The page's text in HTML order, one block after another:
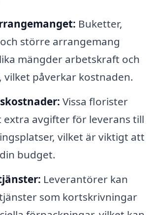
Buketter,
större arrangemang
mängder arbetskraft och
vilket påverkar kostnaden.
Vissa florister
extra avgifter för leverans till
vilket är viktigt att
budget.
Leverantörer kan
som kortskrivningar